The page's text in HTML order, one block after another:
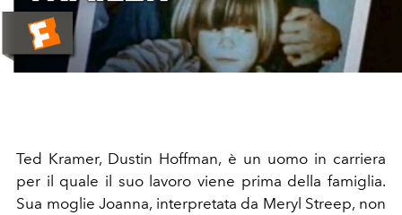
Video
Ted Kramer, Dustin Hoffman, è un uomo in carriera
per il quale il suo lavoro viene prima della famiglia.
Sua moglie Joanna, interpretata da Meryl Streep, non